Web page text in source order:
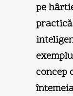
pe
concep